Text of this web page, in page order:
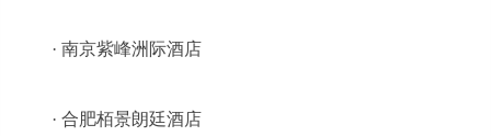
· 南京紫峰洲际酒店
· 合肥栢景朗廷酒店